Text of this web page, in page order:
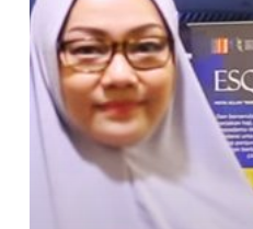
Spiritual
dan
Intelektual
pada
anak